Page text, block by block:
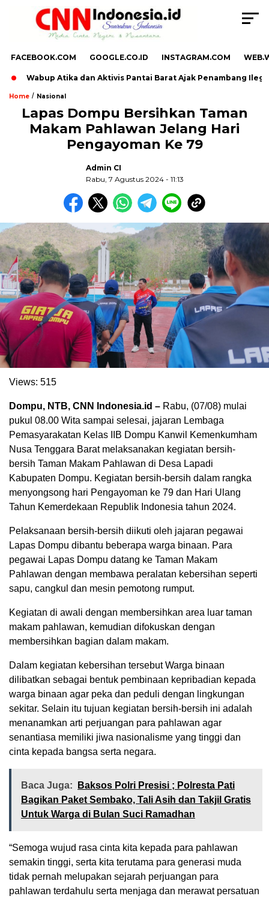
FACEBOOK.COM GOOGLE.CO.ID INSTAGRAM.COM
Atika dan Aktivis Pantai Barat Ajak Penambang Ilegal
Home / Nasional
Lapas Dompu Bersihkan Taman
Makam Pahlawan Jelang Hari
Pengayoman Ke 79
Admin CI
Rabu, 7 Agustus 2024 - 11:13
Views: 515
Dompu, NTB, CNN Indonesia.id – Rabu, (07/08) mulai
pukul 08.00 Wita sampai selesai, jajaran Lembaga
Pemasyarakatan Kelas IIB Dompu Kanwil Kemenkumham
Nusa Tenggara Barat melaksanakan kegiatan bersih-
bersih Taman Makam Pahlawan di Desa Lapadi
Kabupaten Dompu. Kegiatan bersih-bersih dalam rangka
menyongsong hari Pengayoman ke 79 dan Hari Ulang
Tahun Kemerdekaan Republik Indonesia tahun 2024.
Pelaksanaan bersih-bersih diikuti oleh jajaran pegawai
Lapas Dompu dibantu beberapa warga binaan. Para
pegawai Lapas Dompu datang ke Taman Makam
Pahlawan dengan membawa peralatan kebersihan seperti
sapu, cangkul dan mesin pemotong rumput.
Kegiatan di awali dengan membersihkan area luar taman
makam pahlawan, kemudian difokuskan dengan
membersihkan bagian dalam makam.
Dalam kegiatan kebersihan tersebut Warga binaan
dilibatkan sebagai bentuk pembinaan kepribadian kepada
warga binaan agar peka dan peduli dengan lingkungan
sekitar. Selain itu tujuan kegiatan bersih-bersih ini adalah
menanamkan arti perjuangan para pahlawan agar
senantiasa memiliki jiwa nasionalisme yang tinggi dan
cinta kepada bangsa serta negara.
Baca Juga:
Baksos Polri Presisi ; Polresta Pati
Bagikan Paket Sembako, Tali Asih dan Takjil Gratis
Untuk Warga di Bulan Suci Ramadhan
“Semoga wujud rasa cinta kita kepada para pahlawan
semakin tinggi, serta kita terutama para generasi muda
tidak pernah melupakan sejarah perjuangan para
pahlawan terdahulu serta menjaga dan merawat persatuan